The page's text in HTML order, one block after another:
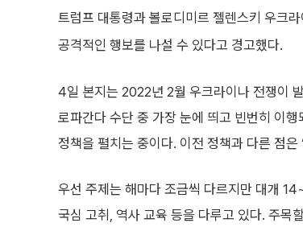
트럼프 대통령과 볼로디미르 젤렌스키 우크
공격적인 행보를 나설 수 있다고 경고했다.
4일 본지는 2022년 2월 우크라이나 전쟁이
로파간다 수단 중 가장 눈에 띄고 빈번히 이
정책을 펼치는 중이다. 이전 정책과 다른 점
우선 주제는 해마다 조금씩 다르지만 대개
국심 고취, 역사 교육 등을 다루고 있다. 주목